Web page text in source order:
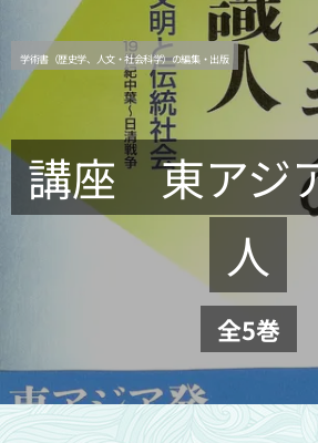
学術書（歴史学、人文・社会科学）の編集・出版
講座 東アジ
人
全5巻